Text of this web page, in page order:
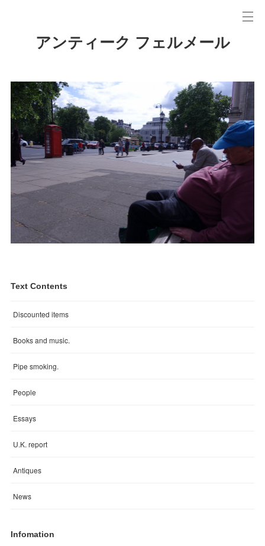
アンティーク フェルメール
Text Contents
Discounted items
Books and music.
Pipe smoking.
People
Essays
U.K. report
Antiques
News
Infomation